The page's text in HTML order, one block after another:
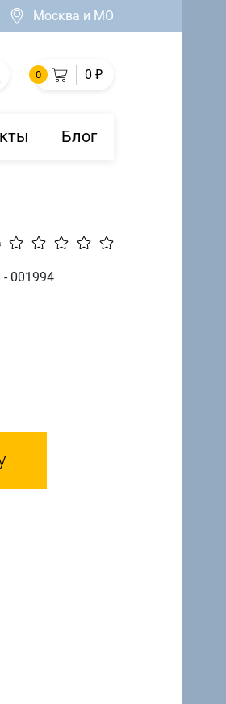
Москва и МО
0 0 ₽
Блог
- 001994